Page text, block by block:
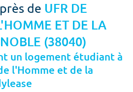
€
Budget max
de UFR DE
ET DE LA
(38040)
un logement étudiant à
l'Homme et de la